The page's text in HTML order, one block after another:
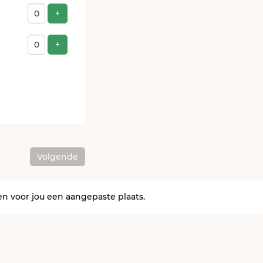
+Voeg ticket toe
+Voeg ticket toe
Volgende
voor jou een aangepaste plaats.